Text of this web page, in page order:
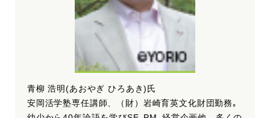
青柳 浩明(あおやぎ ひろあき)氏
安岡活学塾専任講師、（財）岩崎育英文化財団勤務｡